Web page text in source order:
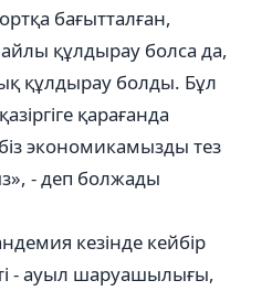
бағытталған,
құлдырау болса да,
құлдырау болды. Бұл
қарағанда
экономикамызды тез
- деп болжады
кезінде кейбір
- ауыл шаруашылығы,